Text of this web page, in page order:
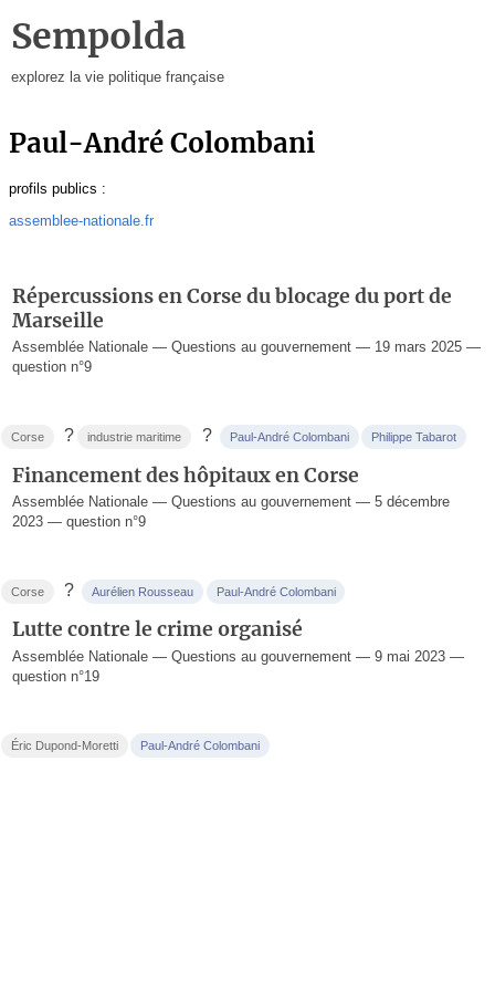
Sempolda
explorez la vie politique française
Paul-André Colombani
profils publics :
assemblee-nationale.fr
Répercussions en Corse du blocage du port de
Marseille
Assemblée Nationale — Questions au gouvernement — 19 mars 2025 —
question n°9
Corse ? industrie maritime ? Paul-André Colombani Philippe Tabarot
Financement des hôpitaux en Corse
Assemblée Nationale — Questions au gouvernement — 5 décembre
2023 — question n°9
Corse ? Aurélien Rousseau Paul-André Colombani
Lutte contre le crime organisé
Assemblée Nationale — Questions au gouvernement — 9 mai 2023 —
question n°19
Éric Dupond-Moretti Paul-André Colombani